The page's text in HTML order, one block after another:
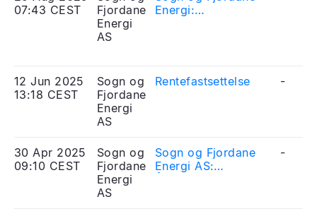
07:43 CEST
Fjordane
Energi
AS
Energi:
12 Jun 2025
13:18 CEST
Sogn og
Fjordane
Energi
AS
Rentefastsettelse -
30 Apr 2025
09:10 CEST
Sogn og
Fjordane
Energi
AS
Sogn og Fjordane
Energi AS:
-